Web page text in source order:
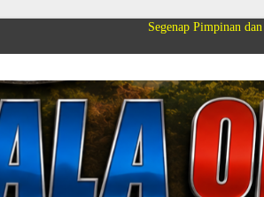
Segenap Pimpinan dan Keluarga